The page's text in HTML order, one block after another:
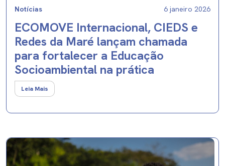
Notícias 6 janeiro 2026
ECOMOVE Internacional, CIEDS e
Redes da Maré lançam chamada
para fortalecer a Educação
Socioambiental na prática
Leia Mais